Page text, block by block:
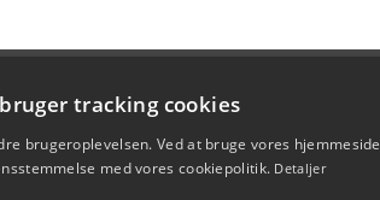
tracking cookies
brugeroplevelsen. Ved at bruge vores hjemmeside
med vores cookiepolitik. Detaljer